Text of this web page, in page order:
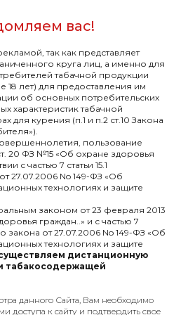
Element Земля с
25гр.
245₽
Подробнее
ХИТ
Element Земля с
ароматом Сочный
вас!
так как представляет
круга лиц, а именно для
табачной продукции
18 лет) для предоставления им
об основных потребительских
характеристик табачной
для курения (п.1 и п.2 ст.10 Закона
пользование
20 ФЗ №15 «Об охране здоровья
с частью 7 статьи 15.1
27.07.2006 No 149-ФЗ «Об
технологиях и защите
законом от 23 февраля 2013
граждан..» и с частью 7
закона от 27.07.2006 No 149-ФЗ «Об
технологиях и защите
дистанционную
табакосодержащей
данного Сайта, Вам необходимо
доступа к сайту и подтвердить свое